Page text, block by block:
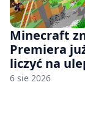
Minecraft
Premiera
liczyć na
6 sie 2026